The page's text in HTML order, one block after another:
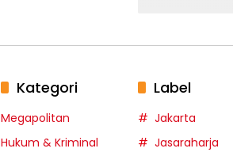
Kategori
Megapolitan
Hukum & Kriminal
Label
Jakarta
Jasaraharja